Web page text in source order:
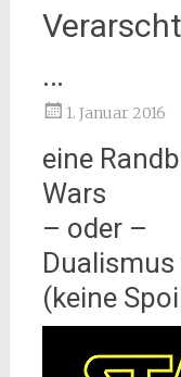
…
1. Januar 2016
eine
Wars
– oder –
(keine